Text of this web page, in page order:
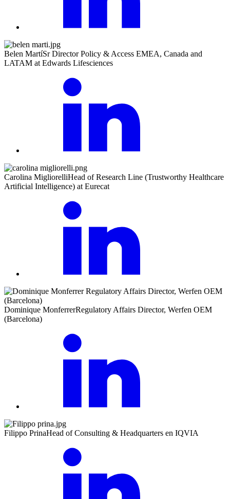
Belen MartíSr Director Policy & Access EMEA, Canada and
LATAM at Edwards Lifesciences
Carolina MigliorelliHead of Research Line (Trustworthy Healthcare
Artificial Intelligence) at Eurecat
Dominique MonferrerRegulatory Affairs Director, Werfen OEM
(Barcelona)
Filippo PrinaHead of Consulting & Headquarters en IQVIA